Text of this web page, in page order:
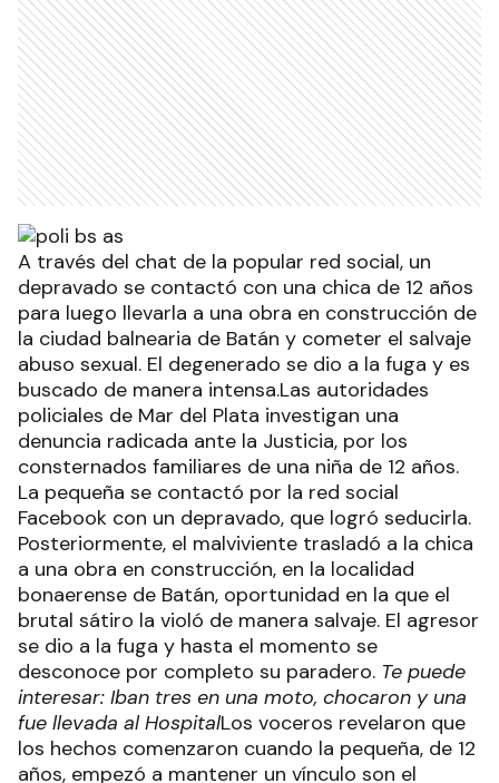
A través del chat de la popular red social, un
depravado se contactó con una chica de 12 años
para luego llevarla a una obra en construcción de
la ciudad balnearia de Batán y cometer el salvaje
abuso sexual. El degenerado se dio a la fuga y es
buscado de manera intensa.Las autoridades
policiales de Mar del Plata investigan una
denuncia radicada ante la Justicia, por los
consternados familiares de una niña de 12 años.
La pequeña se contactó por la red social
Facebook con un depravado, que logró seducirla.
Posteriormente, el malviviente trasladó a la chica
a una obra en construcción, en la localidad
bonaerense de Batán, oportunidad en la que el
brutal sátiro la violó de manera salvaje. El agresor
se dio a la fuga y hasta el momento se
desconoce por completo su paradero. Te puede
interesar: Iban tres en una moto, chocaron y una
fue llevada al HospitalLos voceros revelaron que
los hechos comenzaron cuando la pequeña, de 12
años, empezó a mantener un vínculo son el